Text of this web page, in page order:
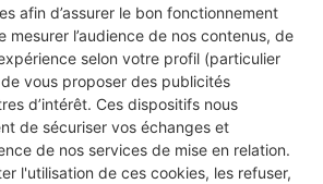
afin d’assurer le bon fonctionnement
mesurer l’audience de nos contenus, de
selon votre profil (particulier
vous proposer des publicités
d’intérêt. Ces dispositifs nous
de sécuriser vos échanges et
de nos services de mise en relation.
l'utilisation de ces cookies, les refuser,